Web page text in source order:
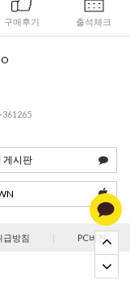
구매후기 출석체크
361265
게시판
급방침 | PC버젼